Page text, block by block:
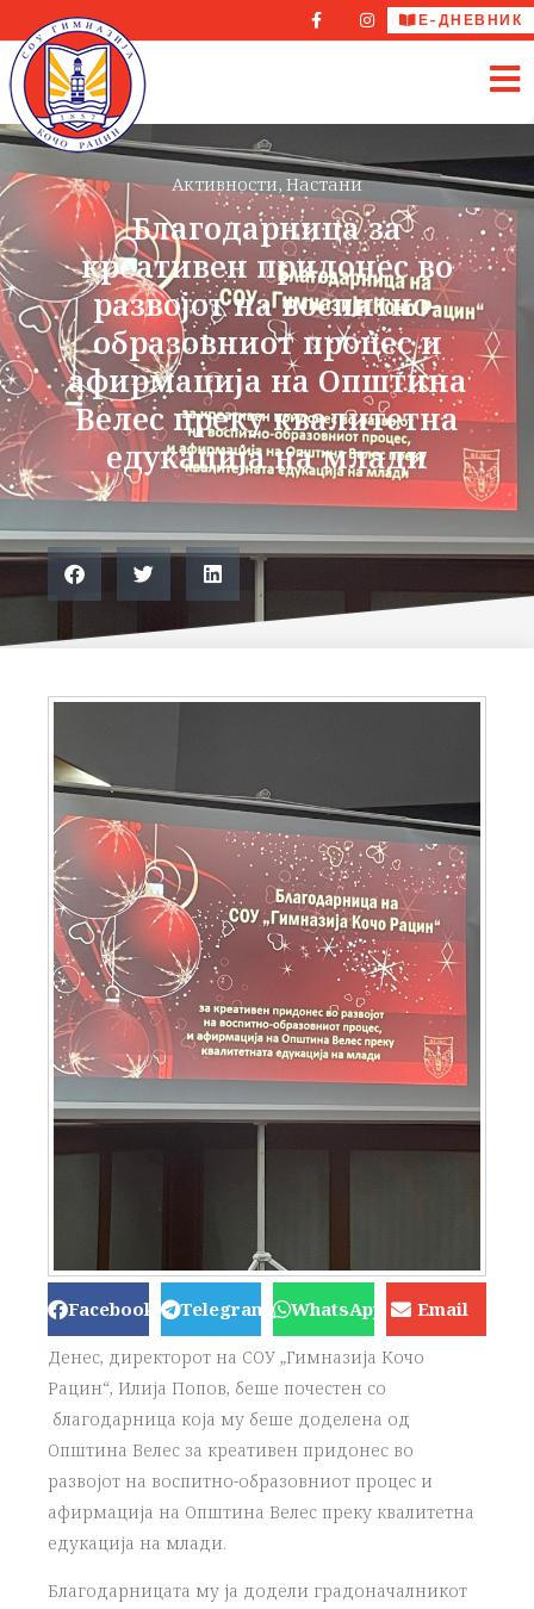
Е-ДНЕВНИК
Активности, Настани
Благодарница за
креативен придонес во
развојот на воспитно-
образовниот процес и
афирмација на Општина
Велес преку квалитетна
едукација на млади
Facebook Telegram WhatsApp Email
Денес, директорот на СОУ „Гимназија Кочо
Рацин“, Илија Попов, беше почестен со
благодарница која му беше доделена од
Општина Велес за креативен придонес во
развојот на воспитно-образовниот процес и
афирмација на Општина Велес преку квалитетна
едукација на млади.
Благодарницата му ја додели градоначалникот